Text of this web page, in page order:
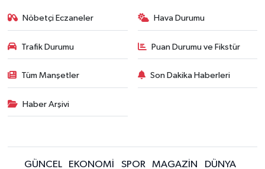
Nöbetçi Eczaneler Hava Durumu
Trafik Durumu Puan Durumu ve Fikstür
Tüm Manşetler Son Dakika Haberleri
Haber Arşivi
GÜNCEL EKONOMİ SPOR MAGAZİN DÜNYA